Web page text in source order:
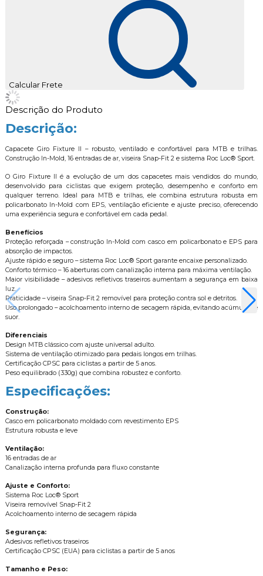
Calcular Frete
Descrição do Produto
Descrição:
Capacete Giro Fixture II – robusto, ventilado e confortável para MTB e trilhas.
Construção In-Mold, 16 entradas de ar, viseira Snap-Fit 2 e sistema Roc Loc® Sport.
O Giro Fixture II é a evolução de um dos capacetes mais vendidos do mundo,
desenvolvido para ciclistas que exigem proteção, desempenho e conforto em
qualquer terreno. Ideal para MTB e trilhas, ele combina estrutura robusta em
policarbonato In-Mold com EPS, ventilação eficiente e ajuste preciso, oferecendo
uma experiência segura e confortável em cada pedal.
Benefícios
Proteção reforçada – construção In-Mold com casco em policarbonato e EPS para
absorção de impactos.
Ajuste rápido e seguro – sistema Roc Loc® Sport garante encaixe personalizado.
Conforto térmico – 16 aberturas com canalização interna para máxima ventilação.
Maior visibilidade – adesivos refletivos traseiros aumentam a segurança em baixa
luz.
Praticidade – viseira Snap-Fit 2 removível para proteção contra sol e detritos.
Uso prolongado – acolchoamento interno de secagem rápida, evitando acúmulo de
suor.
Diferenciais
Design MTB clássico com ajuste universal adulto.
Sistema de ventilação otimizado para pedais longos em trilhas.
Certificação CPSC para ciclistas a partir de 5 anos.
Peso equilibrado (330g) que combina robustez e conforto.
Especificações:
Construção:
Casco em policarbonato moldado com revestimento EPS
Estrutura robusta e leve
Ventilação:
16 entradas de ar
Canalização interna profunda para fluxo constante
Ajuste e Conforto:
Sistema Roc Loc® Sport
Viseira removível Snap-Fit 2
Acolchoamento interno de secagem rápida
Segurança:
Adesivos refletivos traseiros
Certificação CPSC (EUA) para ciclistas a partir de 5 anos
Tamanho e Peso: